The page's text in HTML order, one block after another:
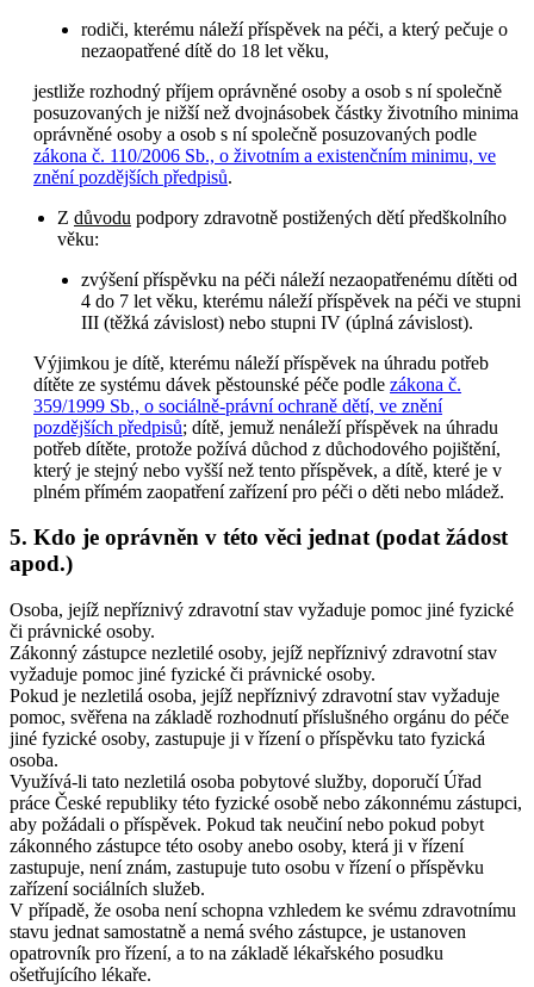
rodiči, kterému náleží příspěvek na péči, a který pečuje o
nezaopatřené dítě do 18 let věku,
jestliže rozhodný příjem oprávněné osoby a osob s ní společně
posuzovaných je nižší než dvojnásobek částky životního minima
oprávněné osoby a osob s ní společně posuzovaných podle
zákona č. 110/2006 Sb., o životním a existenčním minimu, ve
znění pozdějších předpisů.
Z důvodu podpory zdravotně postižených dětí předškolního
věku:
zvýšení příspěvku na péči náleží nezaopatřenému dítěti od
4 do 7 let věku, kterému náleží příspěvek na péči ve stupni
III (těžká závislost) nebo stupni IV (úplná závislost).
Výjimkou je dítě, kterému náleží příspěvek na úhradu potřeb
dítěte ze systému dávek pěstounské péče podlezákona č.
359/1999 Sb., o sociálně-právní ochraně dětí, ve znění
pozdějších předpisů; dítě, jemuž nenáleží příspěvek na úhradu
potřeb dítěte, protože požívá důchod z důchodového pojištění,
který je stejný nebo vyšší než tento příspěvek, a dítě, které je v
plném přímém zaopatření zařízení pro péči o děti nebo mládež.
5. Kdo je oprávněn v této věci jednat (podat žádost
apod.)
Osoba, jejíž nepříznivý zdravotní stav vyžaduje pomoc jiné fyzické
či právnické osoby.
Zákonný zástupce nezletilé osoby, jejíž nepříznivý zdravotní stav
vyžaduje pomoc jiné fyzické či právnické osoby.
Pokud je nezletilá osoba, jejíž nepříznivý zdravotní stav vyžaduje
pomoc, svěřena na základě rozhodnutí příslušného orgánu do péče
jiné fyzické osoby, zastupuje ji v řízení o příspěvku tato fyzická
osoba.
Využívá-li tato nezletilá osoba pobytové služby, doporučí Úřad
práce České republiky této fyzické osobě nebo zákonnému zástupci,
aby požádali o příspěvek. Pokud tak neučiní nebo pokud pobyt
zákonného zástupce této osoby anebo osoby, která ji v řízení
zastupuje, není znám, zastupuje tuto osobu v řízení o příspěvku
zařízení sociálních služeb.
V případě, že osoba není schopna vzhledem ke svému zdravotnímu
stavu jednat samostatně a nemá svého zástupce, je ustanoven
opatrovník pro řízení, a to na základě lékařského posudku
ošetřujícího lékaře.